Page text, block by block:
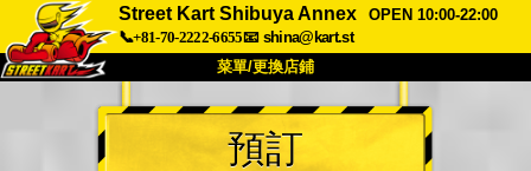
Street Kart Shibuya Annex
OPEN 10:00-22:00
📞+81-70-2222-6655📧 shina@kart.st
菜單/更換店鋪
首頁
關於 規格 價格
預訂